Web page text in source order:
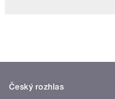
Český rozhlas